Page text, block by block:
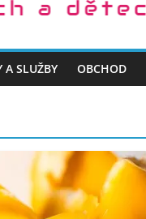
pro zdravější
A SLUŽBY OBCHOD